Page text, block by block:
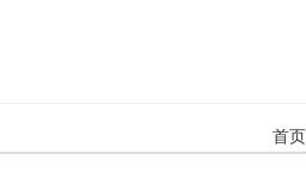
首页